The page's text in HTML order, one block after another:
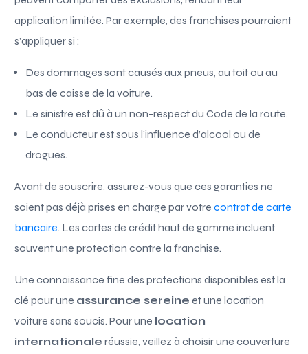
application limitée. Par exemple, des franchises pourraient
s’appliquer si :
Des dommages sont causés aux pneus, au toit ou au
bas de caisse de la voiture.
Le sinistre est dû à un non-respect du Code de la route.
Le conducteur est sous l’influence d’alcool ou de
drogues.
Avant de souscrire, assurez-vous que ces garanties ne
soient pas déjà prises en charge par votrecontrat de carte
bancaire. Les cartes de crédit haut de gamme incluent
souvent une protection contre la franchise.
Une connaissance fine des protections disponibles est la
clé pour une assurance sereine et une location
voiture sans soucis. Pour une location
internationale réussie, veillez à choisir une couverture